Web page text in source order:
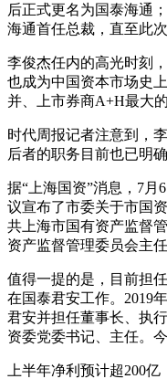
后正式更名为国泰海通
海通首任总裁，直至此次
李俊杰任内的高光时刻
也成为中国资本市场史
并、上市券商A+H最大
时代周报记者注意到，
后者的职务目前也已明确
据“上海国资”消息，7月
议宣布了市委关于市国
共上海市国有资产监督
资产监督管理委员会主任
值得一提的是，目前担
在国泰君安工作。2019
君安并担任董事长、执
资委党委书记、主任。
上半年净利预计超200